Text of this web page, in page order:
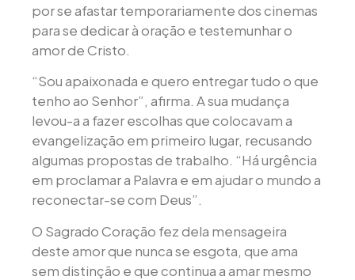
por se afastar temporariamente dos cinemas
para se dedicar à oração e testemunhar o
amor de Cristo.
“Sou apaixonada e quero entregar tudo o que
tenho ao Senhor”, afirma. A sua mudança
levou-a a fazer escolhas que colocavam a
evangelização em primeiro lugar, recusando
algumas propostas de trabalho. “Há urgência
em proclamar a Palavra e em ajudar o mundo a
reconectar-se com Deus”.
O Sagrado Coração fez dela mensageira
deste amor que nunca se esgota, que ama
sem distinção e que continua a amar mesmo